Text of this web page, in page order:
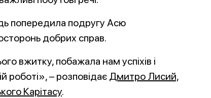
попередила подругу Асю
добрих справ.
вжитку, побажала нам успіхів і
роботі», – розповідає Дмитро Лисий,
Карітасу.